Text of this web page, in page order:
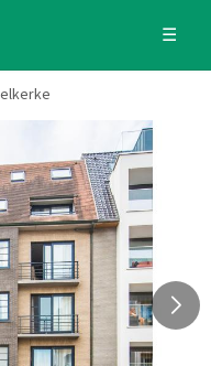
☰